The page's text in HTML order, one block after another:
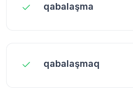
qabalaşma
qabalaşmaq